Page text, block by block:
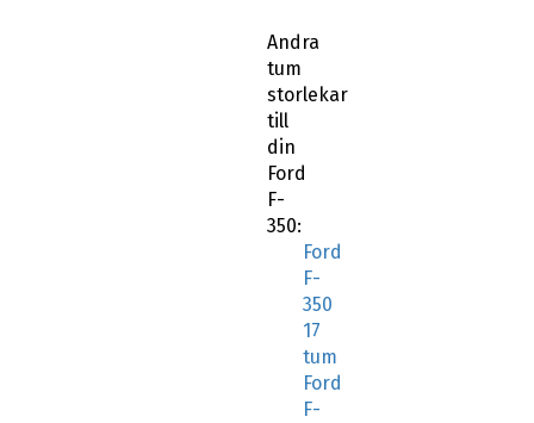
Andra
tum
storlekar
till
din
Ford
F-
350:
Ford
F-
350
17
tum
Ford
F-